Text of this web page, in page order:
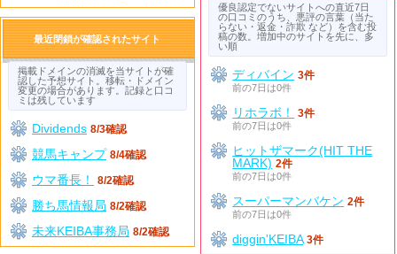
優良認定でないサイトへの直近7日
の口コミのうち、悪評の言葉（当た
らない・返金・詐欺 など）を含む投
稿の数。増加中のサイトを先に、多
い順
ディバイン 3件
前の7日は0件
リホラボ！
3件
前の7日は0件
ヒットザマーク(HIT THE
MARK) 2件
前の7日は0件
スーパーマンバケン 2件
前の7日は0件
diggin'KEIBA 3件
最近閉鎖が確認されたサイト
掲載ドメインの消滅を当サイトが確
認した予想サイト。移転・ドメイン
変更の場合があります。記録と口コ
ミは残しています
Dividends 8/3確認
競馬キャンプ 8/4確認
ウマ番長！ 8/2確認
勝ち馬情報局 8/2確認
未来KEIBA事務局 8/2確認